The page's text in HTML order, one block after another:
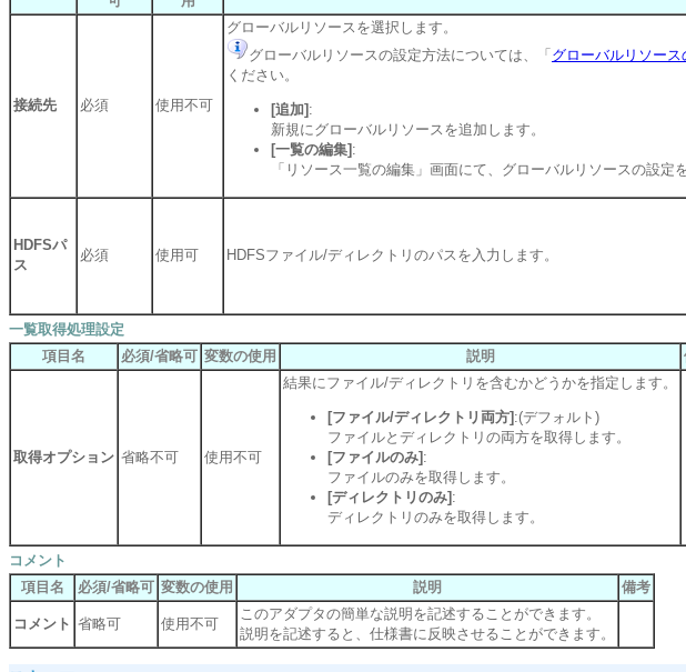
接続先 必須 使用不可
グローバルリソースを選択します。
グローバルリソースの設定方法については、「 グローバルリソース
ください。
[追加] :
新規にグローバルリソースを追加します。
[一覧の編集] :
「リソース一覧の編集」画面にて、グローバルリソースの設定
HDFSパ
ス
必須 使用可 HDFSファイル/ディレクトリのパスを入力します。
一覧取得処理設定
項目名
必須/省略可 変数の使用 説明
取得オプション 省略不可 使用不可
結果にファイル/ディレクトリを含むかどうかを指定します。
[ファイル/ディレクトリ両方] :(デフォルト)
ファイルとディレクトリの両方を取得します。
[ファイルのみ] :
ファイルのみを取得します。
[ディレクトリのみ] :
ディレクトリのみを取得します。
コメント
項目名
必須/省略可 変数の使用 説明 備考
コメント 省略可 使用不可
このアダプタの簡単な説明を記述することができます。
説明を記述すると、仕様書に反映させることができます。